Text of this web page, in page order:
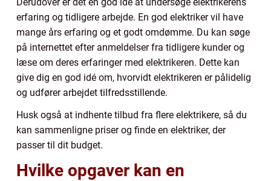
erfaring og tidligere arbejde. En god elektriker vil have
mange års erfaring og et godt omdømme. Du kan søge
på internettet efter anmeldelser fra tidligere kunder og
læse om deres erfaringer med elektrikeren. Dette kan
give dig en god idé om, hvorvidt elektrikeren er pålidelig
og udfører arbejdet tilfredsstillende.
Husk også at indhente tilbud fra flere elektrikere, så du
kan sammenligne priser og finde en elektriker, der
passer til dit budget.
Hvilke opgaver kan en